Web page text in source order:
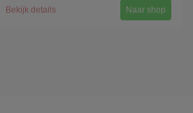
Bekijk details Naar shop